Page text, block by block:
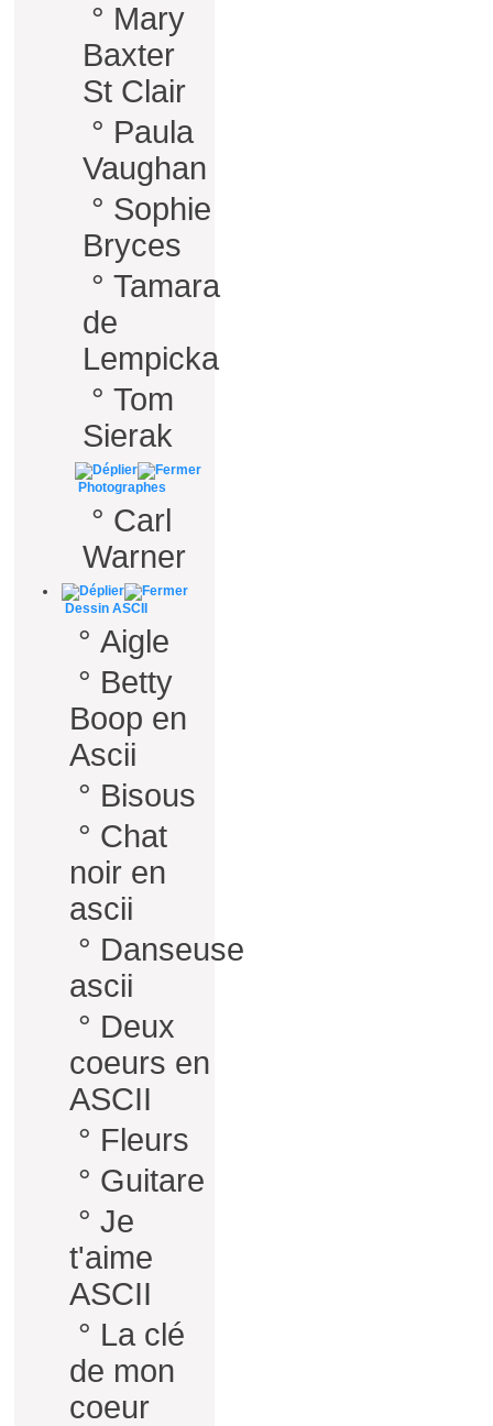
° Mary
Baxter
St Clair
° Paula
Vaughan
° Sophie
Bryces
° Tamara
de
Lempicka
° Tom
Sierak
Photographes
° Carl
Warner
Dessin ASCII
° Aigle
° Betty
Boop en
Ascii
° Bisous
° Chat
noir en
ascii
° Danseuse
ascii
° Deux
coeurs en
ASCII
° Fleurs
° Guitare
° Je
t'aime
ASCII
° La clé
de mon
coeur